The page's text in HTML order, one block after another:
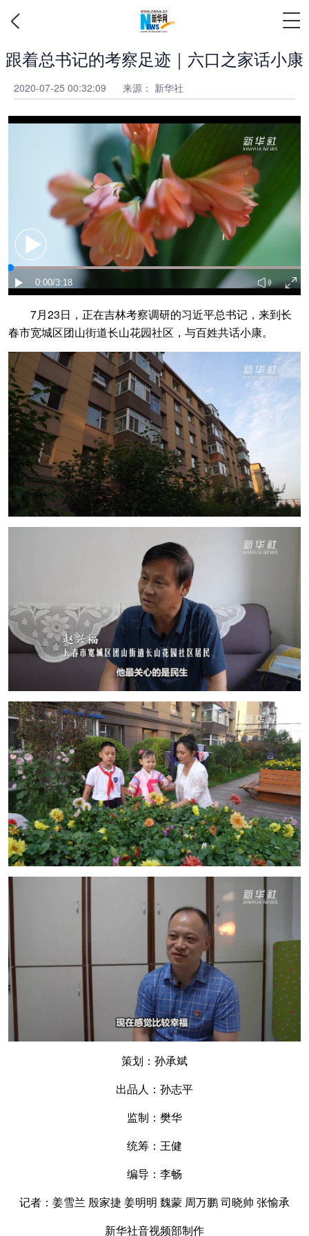
跟着总书记的考察足迹｜六口之家话小康
2020-07-25 00:32:09 来源： 新华社
7月23日，正在吉林考察调研的习近平总书记，来到长
春市宽城区团山街道长山花园社区，与百姓共话小康。
策划：孙承斌
出品人：孙志平
监制：樊华
统筹：王健
编导：李畅
记者：姜雪兰 殷家捷 姜明明 魏蒙 周万鹏 司晓帅 张愉承
新华社音视频部制作